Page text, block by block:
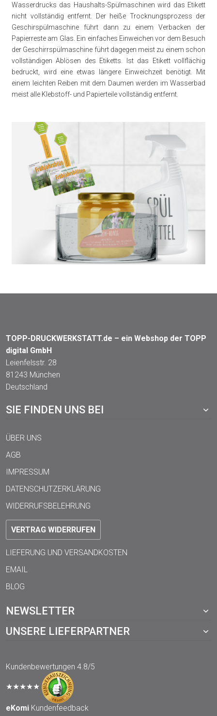
Wasserdrucks das Haushalts-Spülmaschinen wird das Etikett
nicht vollständig entfernt. Der heiße Trocknungsprozess der
Geschirspülmaschine führt dann zu einem Verbacken der
Papierreste am Glas. Ein einfaches Einweichen vor dem Besuch
der Geschirrspülmaschine führt dagegen meist zu einem schon
vollständigen Ablösen des Etiketts. Ist das Etikett vollflächig
bedruckt, wird eine etwas längere Einweichzeit benötigt. Mit
einem leichten Reiben mit dem Daumen werden im Wasserbad
meist alle Klebstoff- und Papierteile vollständig entfernt.
TOPP-DRUCKWERKSTATT.de – ein Webshop der TOPP
digital GmbH
Leienfelsstr. 28
81243 München
Deutschland
SIE FINDEN UNS BEI
ÜBER UNS
AGB
IMPRESSUM
DATENSCHUTZERKLÄRUNG
WIDERRUFSBELEHRUNG
VERTRAG WIDERRUFEN
LIEFERUNG UND VERSANDKOSTEN
EMAIL
BLOG
NEWSLETTER
UNSERE LIEFERPARTNER
Kundenbewertungen 4.8/5
★★★★★
eKomi Kundenfeedback